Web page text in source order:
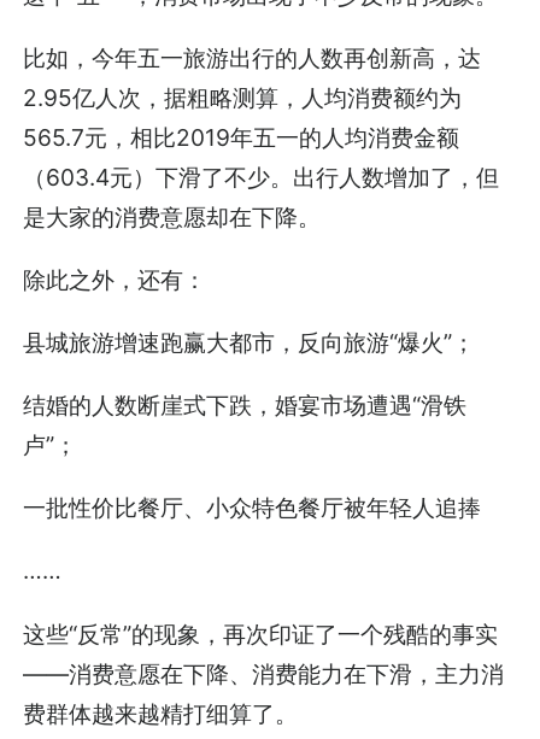
比如，今年五一旅游出行的人数再创新高，达
2.95亿人次，据粗略测算，人均消费额约为
565.7元，相比2019年五一的人均消费金额
（603.4元）下滑了不少。出行人数增加了，但
是大家的消费意愿却在下降。
除此之外，还有：
县城旅游增速跑赢大都市，反向旅游“爆火”；
结婚的人数断崖式下跌，婚宴市场遭遇“滑铁
卢”；
一批性价比餐厅、小众特色餐厅被年轻人追捧
……
这些“反常”的现象，再次印证了一个残酷的事实
——消费意愿在下降、消费能力在下滑，主力消
费群体越来越精打细算了。